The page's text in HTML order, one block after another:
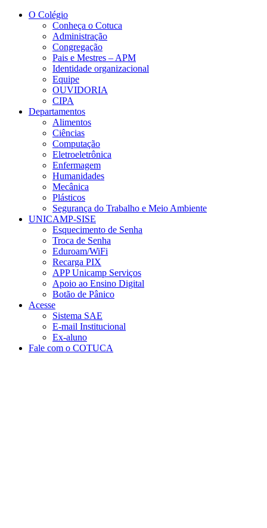
Conteúdo principal
O Colégio
Conheça o Cotuca
Administração
Congregação
Pais e Mestres – APM
Identidade organizacional
Equipe
OUVIDORIA
CIPA
Departamentos
Alimentos
Ciências
Computação
Eletroeletrônica
Enfermagem
Humanidades
Mecânica
Plásticos
Segurança do Trabalho e Meio Ambiente
UNICAMP-SISE
Esquecimento de Senha
Troca de Senha
Eduroam/WiFi
Recarga PIX
APP Unicamp Serviços
Apoio ao Ensino Digital
Botão de Pânico
Acesse
Sistema SAE
E-mail Institucional
Ex-aluno
Fale com o COTUCA